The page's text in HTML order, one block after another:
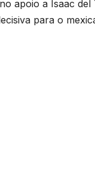
apoio a Isaac del
para o